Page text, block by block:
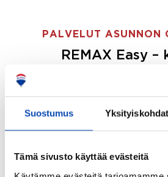
Suostumus Yksityiskohdat
Tämä sivusto käyttää evästeitä
PALVELUT ASUNNON
REMAX Easy –
ostajille.
Tee